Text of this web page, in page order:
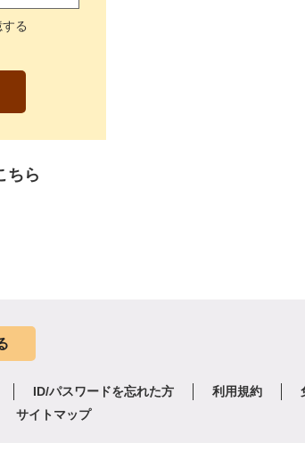
る
ちら
ID/パスワードを忘れた方 利用規約
サイトマップ